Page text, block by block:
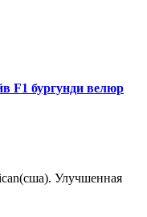
F1 бургунди велюр
Улучшенная